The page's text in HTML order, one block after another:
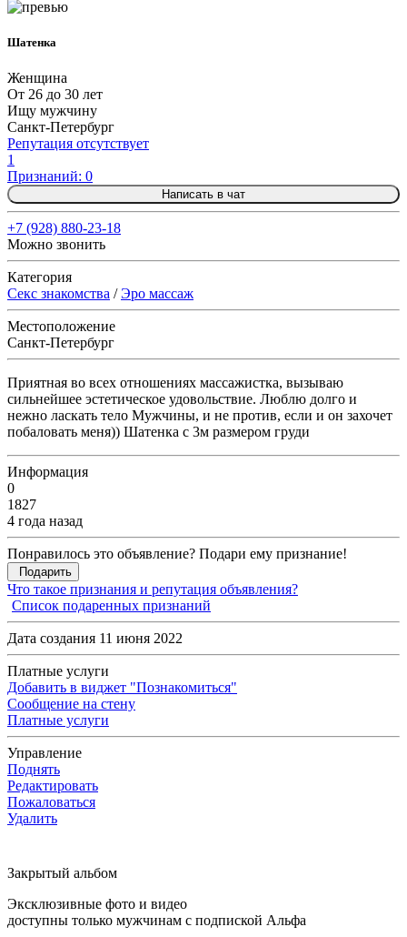
Шатенка
Женщина
От 26 до 30 лет
Ищу мужчину
Санкт-Петербург
Репутация отсутствует
1
Признаний: 0
Написать в чат
+7 (928) 880-23-18
Можно звонить
Категория
Секс знакомства /Эро массаж
Местоположение
Санкт-Петербург
Приятная во всех отношениях массажистка, вызываю
сильнейшее эстетическое удовольствие. Люблю долго и
нежно ласкать тело Мужчины, и не против, если и он захочет
побаловать меня)) Шатенка с 3м размером груди
Информация
0
1827
4 года назад
Понравилось это объявление? Подари ему признание!
Подарить
Что такое признания и репутация объявления?
Список подаренных признаний
Дата создания 11 июня 2022
Платные услуги
Добавить в виджет "Познакомиться"
Сообщение на стену
Платные услуги
Управление
Поднять
Редактировать
Пожаловаться
Удалить
Закрытый альбом
Эксклюзивные фото и видео
доступны только мужчинам с подпиской Альфа